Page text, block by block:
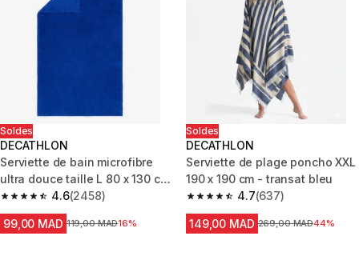
Soldes
DECATHLON
Serviette de bain microfibre
ultra douce taille L 80 x 130 cm,
bleu
4.6
4.6 out of 5 stars from 2458 reviews
(2458)
99,00 MAD Prix avant la réduction
119,00 MAD16%
Soldes
DECATHLON
Serviette de plage poncho XXL
190 x 190 cm - transat bleu
4.7
4.7 out of 5 stars from 637
(637)
149,00 MAD Prix avant la réduction
269,00 MAD44%